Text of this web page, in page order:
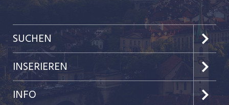
SUCHEN
Jobs im Kanton Bern
Jobs in der Stadt Bern
INSERIEREN
Preise & Leistungen
INFO